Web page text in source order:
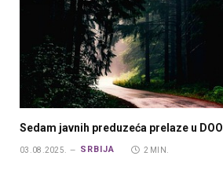
Sedam javnih preduzeća prelaze u DOO
03.08.2025. SRBIJA 2 MIN.